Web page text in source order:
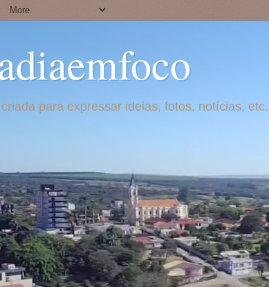
para expressar ideias, fotos, notícias,